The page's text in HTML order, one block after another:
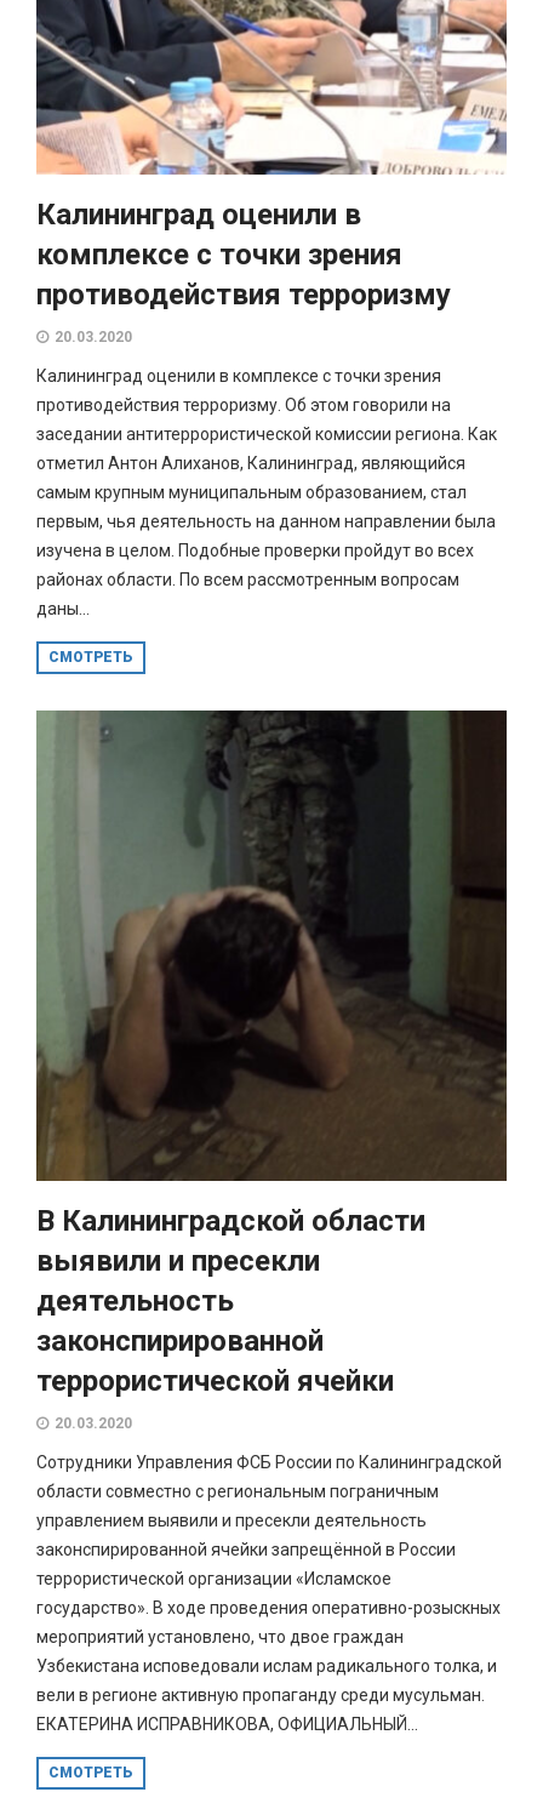
Калининград оценили в
комплексе с точки зрения
противодействия терроризму
20.03.2020
Калининград оценили в комплексе с точки зрения
противодействия терроризму. Об этом говорили на
заседании антитеррористической комиссии региона. Как
отметил Антон Алиханов, Калининград, являющийся
самым крупным муниципальным образованием, стал
первым, чья деятельность на данном направлении была
изучена в целом. Подобные проверки пройдут во всех
районах области. По всем рассмотренным вопросам
даны...
СМОТРЕТЬ
В Калининградской области
выявили и пресекли
деятельность
законспирированной
террористической ячейки
20.03.2020
Сотрудники Управления ФСБ России по Калининградской
области совместно с региональным пограничным
управлением выявили и пресекли деятельность
законспирированной ячейки запрещённой в России
террористической организации «Исламское
государство». В ходе проведения оперативно-розыскных
мероприятий установлено, что двое граждан
Узбекистана исповедовали ислам радикального толка, и
вели в регионе активную пропаганду среди мусульман.
ЕКАТЕРИНА ИСПРАВНИКОВА, ОФИЦИАЛЬНЫЙ...
СМОТРЕТЬ